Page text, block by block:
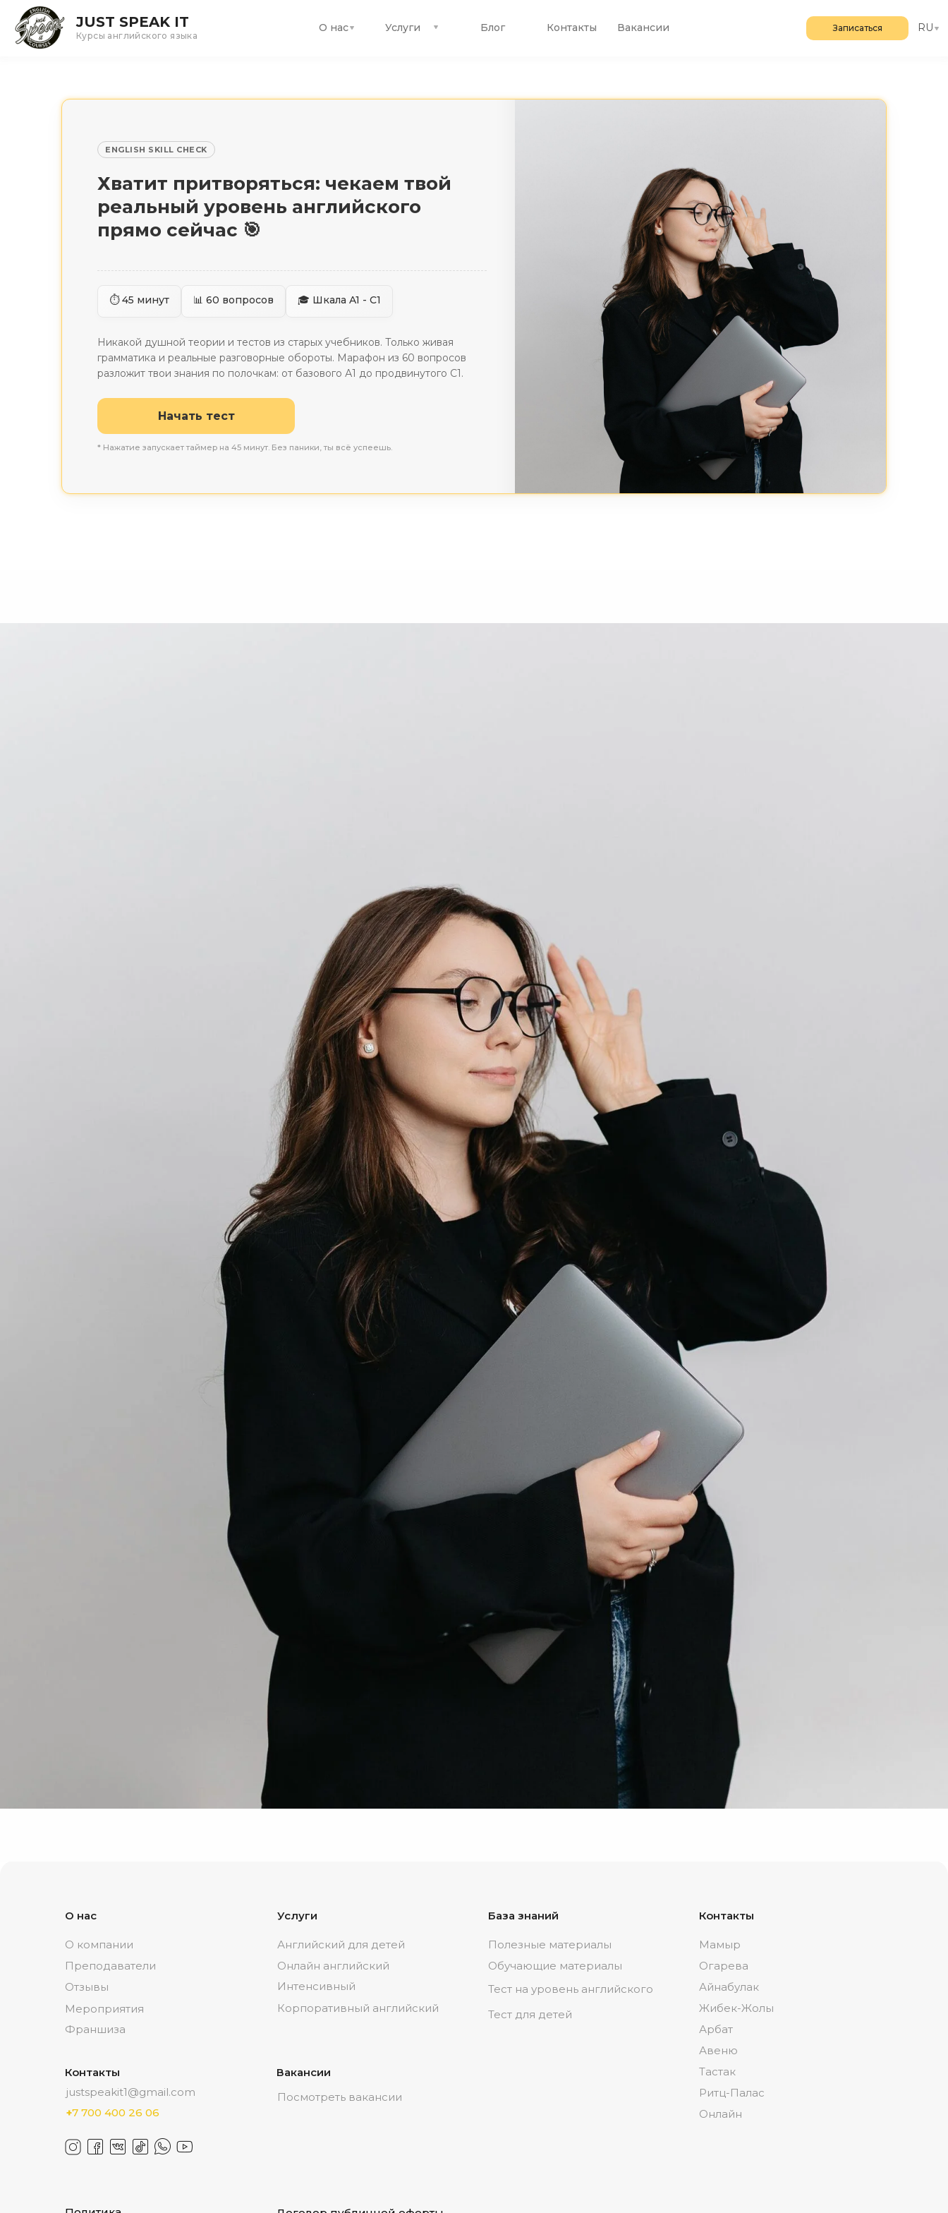
Услуги
JUST SPEAK IT О нас Вакансии
Контакты
Курсы английского языка
Записаться
Блог RU
ENGLISH SKILL CHECK
Хватит притворяться: чекаем твой
реальный уровень английского
прямо сейчас 🎯
⏱ 45 минут 📊 60 вопросов 🎓 Шкала A1 - C1
Никакой душной теории и тестов из старых учебников. Только живая
грамматика и реальные разговорные обороты. Марафон из 60 вопросов
разложит твои знания по полочкам: от базового А1 до продвинутого С1.
Начать тест
* Нажатие запускает таймер на 45 минут. Без паники, ты всё успеешь.
О нас
О компании
Преподаватели
Отзывы
Мероприятия
Услуги
Английский для детей
База знаний
Полезные материалы
Обучающие материалы
Тест на уровень английского
Тест для детей
Интенсивный
Онлайн английский
Корпоративный английский
Контакты
Контакты
Вакансии
Мамыр
Огарева
Айнабулак
Жибек-Жолы
Тастак
Ритц-Палас
Онлайн
Все филиалы
Посмотреть вакансии
justspeakit1@gmail.com
+7 700 400 26 06
Арбат
Авеню
Франшиза